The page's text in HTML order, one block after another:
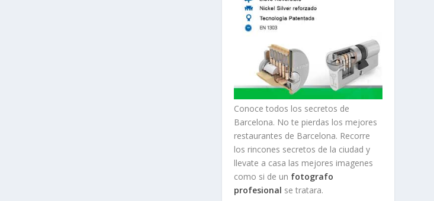
Conoce todos los secretos de
Barcelona. No te pierdas los mejores
restaurantes de Barcelona. Recorre
los rincones secretos de la ciudad y
llevate a casa las mejores imagenes
como si de un fotografo
profesional se tratara.